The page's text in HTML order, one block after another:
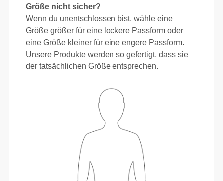
Größe nicht sicher?
Wenn du unentschlossen bist, wähle eine
Größe größer für eine lockere Passform oder
eine Größe kleiner für eine engere Passform.
Unsere Produkte werden so gefertigt, dass sie
der tatsächlichen Größe entsprechen.